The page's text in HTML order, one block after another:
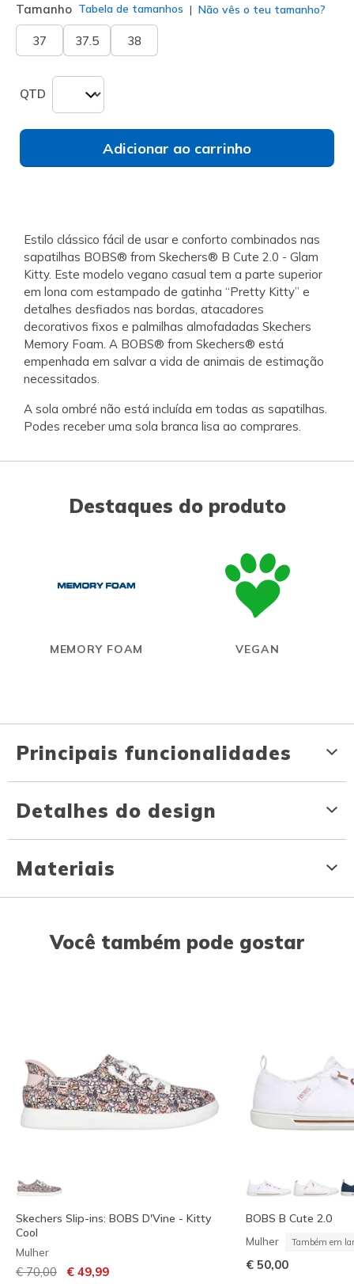
Tamanho Tabela de tamanhos Não vês o teu tamanho?
37 37.5 38
QTD
Adicionar ao carrinho
Estilo clássico fácil de usar e conforto combinados nas
sapatilhas BOBS® from Skechers® B Cute 2.0 - Glam
Kitty. Este modelo vegano casual tem a parte superior
em lona com estampado de gatinha “Pretty Kitty” e
detalhes desfiados nas bordas, atacadores
decorativos fixos e palmilhas almofadadas Skechers
Memory Foam. A BOBS® from Skechers® está
empenhada em salvar a vida de animais de estimação
necessitados.
A sola ombré não está incluída em todas as sapatilhas.
Podes receber uma sola branca lisa ao comprares.
Destaques do produto
MEMORY FOAM VEGAN
Principais funcionalidades
Detalhes do design
Materiais
Você também pode gostar
Skechers Slip-ins: BOBS D'Vine - Kitty
Cool
Mulher
Preço com desconto de
€ 70,00 para
€ 49,99
BOBS B Cute 2.0
Mulher Também em
€ 50,00